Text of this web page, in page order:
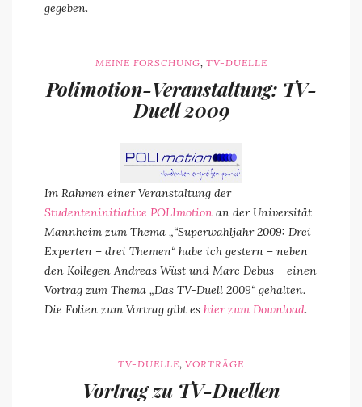
gegeben.
MEINE FORSCHUNG, TV-DUELLE
Polimotion-Veranstaltung: TV-
Duell 2009
Im Rahmen einer Veranstaltung der
Studenteninitiative POLImotion an der Universität
Mannheim zum Thema „“Superwahljahr 2009: Drei
Experten – drei Themen“ habe ich gestern – neben
den Kollegen Andreas Wüst und Marc Debus – einen
Vortrag zum Thema „Das TV-Duell 2009“ gehalten.
Die Folien zum Vortrag gibt es hier zum Download.
TV-DUELLE, VORTRÄGE
Vortrag zu TV-Duellen